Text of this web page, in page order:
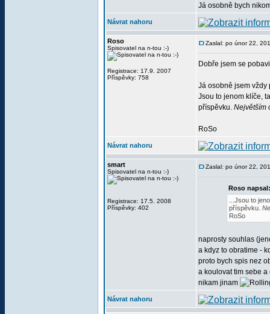
Já osobně bych
Návrat nahoru
Roso
Spisovatel na n-tou :-)
Registrace: 17.9. 2007
Příspěvky: 758
Zaslal: po únor 22,
Dobře jsem se
Já osobně jsem vždy
Jsou to jenom klíče,
příspěvku. Největším
RoSo
Návrat nahoru
smart
Spisovatel na n-tou :-)
Registrace: 17.5. 2008
Příspěvky: 402
Zaslal: po únor 22,
Roso napsal:
...Jsou to
příspěvku.
RoSo
naprosty souhlas
a kdyz to obratime -
proto bych spis nez
a koulovat tim sebe
nikam jinam
Návrat nahoru